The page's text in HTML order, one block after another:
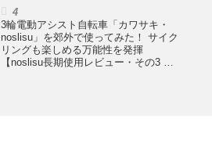
3輪電動アシスト自転車「カワサキ・
noslisu」を郊外で使ってみた！ サイク
リングも楽しめる万能性を発揮
【noslisu長期使用レビュー・その3 郊